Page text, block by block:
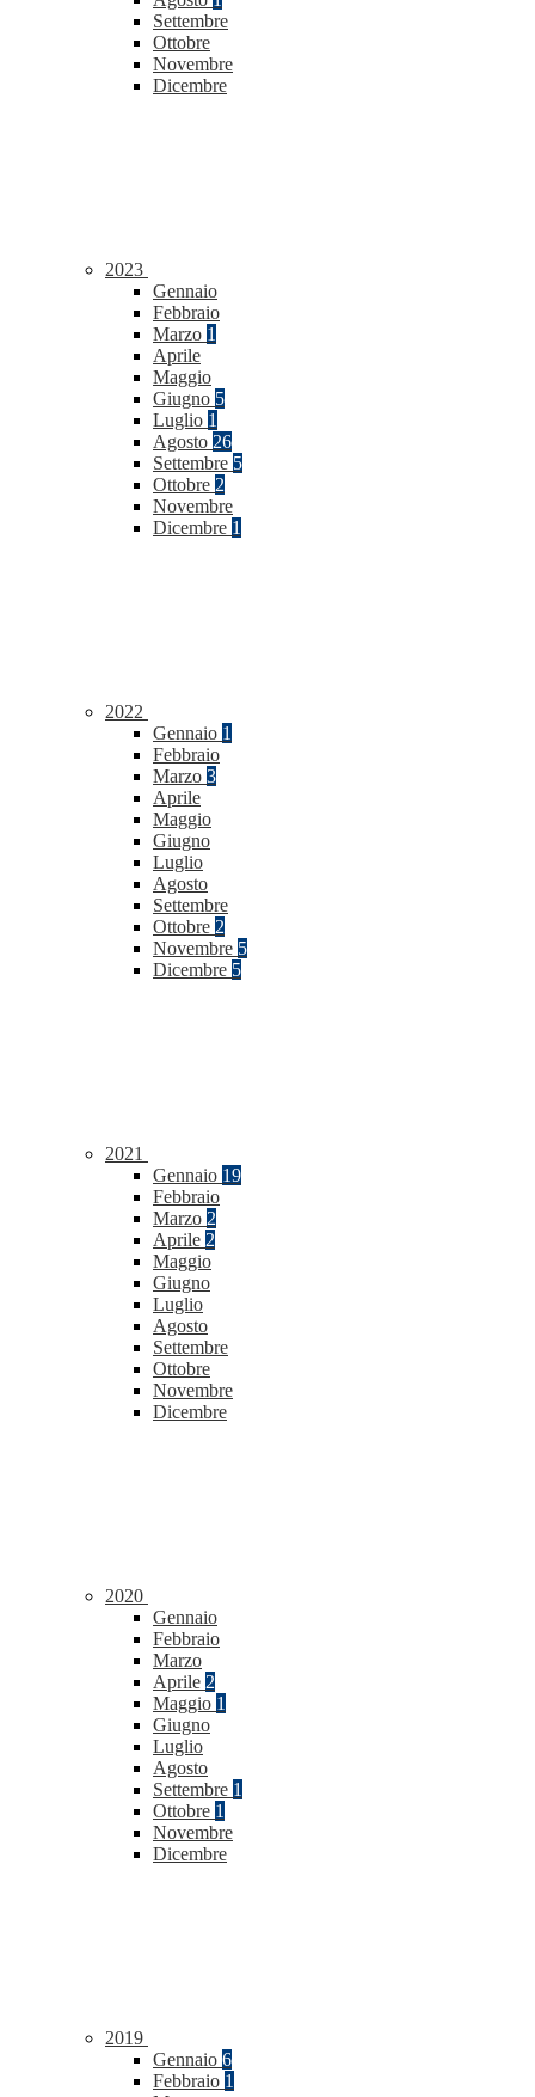
Settembre
Ottobre
Novembre
Dicembre
2023
Gennaio
Febbraio
Marzo 1
Aprile
Maggio
Giugno 5
Luglio 1
Agosto 26
Settembre 5
Ottobre 2
Novembre
Dicembre 1
2022
Gennaio 1
Febbraio
Marzo 3
Aprile
Maggio
Giugno
Luglio
Agosto
Settembre
Ottobre 2
Novembre 5
Dicembre 5
2021
Gennaio 19
Febbraio
Marzo 2
Aprile 2
Maggio
Giugno
Luglio
Agosto
Settembre
Ottobre
Novembre
Dicembre
2020
Gennaio
Febbraio
Marzo
Aprile 2
Maggio 1
Giugno
Luglio
Agosto
Settembre 1
Ottobre 1
Novembre
Dicembre
2019
Gennaio 6
Febbraio 1